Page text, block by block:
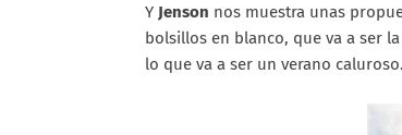
Y Jenson nos muestra unas
bolsillos en blanco, que va a ser
lo que va a ser un verano caluroso.